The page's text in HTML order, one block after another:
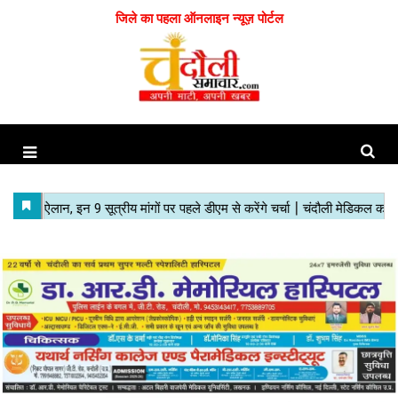
जिले का पहला ऑनलाइन न्यूज़ पोर्टल